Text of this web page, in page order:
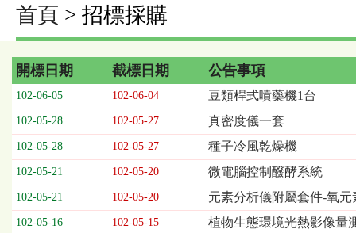
首頁 > 招標採購
招
標
採
購
列
表，
欄
位
依
開標日期 截標日期 公告事項
102-06-05 102-06-04 豆類桿式噴藥機1台
102-05-28 102-05-27 真密度儀一套
102-05-28 102-05-27 種子冷風乾燥機
102-05-21 102-05-20 微電腦控制醱酵系統
102-05-21 102-05-20 元素分析儀附屬套件-氧元
102-05-16 102-05-15 植物生態環境光熱影像量